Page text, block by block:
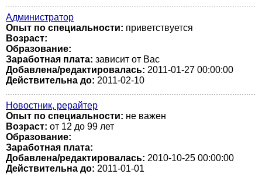
Администратор
Опыт по специальности: приветствуется
Возраст:
Образование:
Заработная плата: зависит от Вас
Добавлена/редактировалась: 2011-01-27 00:00:00
Действительна до: 2011-02-10
Новостник, рерайтер
Опыт по специальности: не важен
Возраст: от 12 до 99 лет
Образование:
Заработная плата:
Добавлена/редактировалась: 2010-10-25 00:00:00
Действительна до: 2011-01-01